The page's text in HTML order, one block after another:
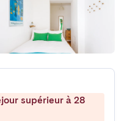
supérieur à 28